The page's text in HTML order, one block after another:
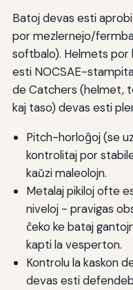
Batoj devas esti
por mezlernejo/
softbalo). Helmets por
esti NOCSAE-
de Catchers (helmet,
kaj taso) devas esti
Pitch-horloĝoj (se
kontrolitaj por
kaŭzi maleolojn.
Metalaj pikiloj ofte
niveloj - pravigas
ĉeko ke bataj
kapti la vesperton.
Kontrolu la kaskon
devas esti